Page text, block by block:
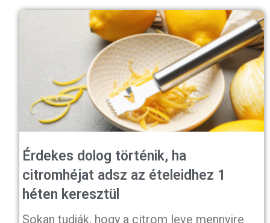
Érdekes dolog történik, ha
citromhéjat adsz az ételeidhez 1
héten keresztül
Sokan tudják, hogy a citrom leve mennyire